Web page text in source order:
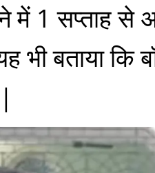
में 1 सप्ताह से
भी बताया कि